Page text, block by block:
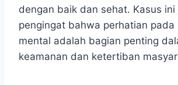
dengan baik dan sehat. Kasus
pengingat bahwa perhatian pada
mental adalah bagian penting
keamanan dan ketertiban